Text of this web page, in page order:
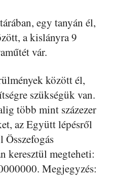
egy tanyán él,
a kislányra 9
vár.
között él,
szükségük van.
több mint százezer
az Együtt lépésről
keresztül megteheti:
Megjegyzés: